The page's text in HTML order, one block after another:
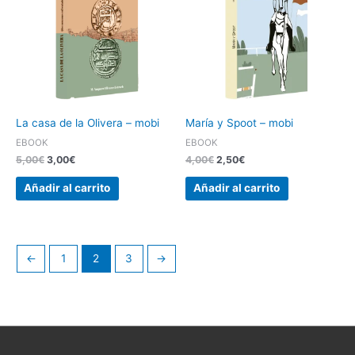
La casa de la Olivera – mobi
EBOOK
5,00€
5,00€.
3,00€
3,00€.
Añadir al carrito
María y Spoot – mobi
EBOOK
4,00€ 2,50€
2,50€.
Añadir al carrito
← 1 2 3 →